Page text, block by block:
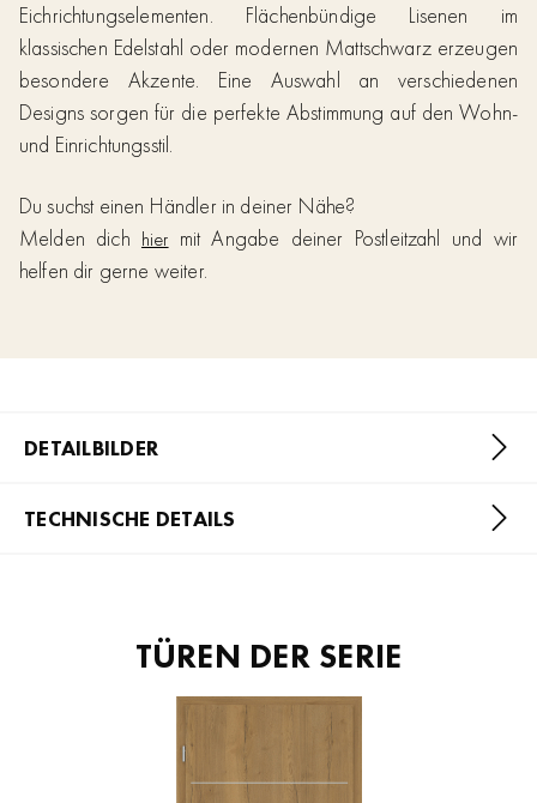
Eichrichtungselementen. Flächenbündige Lisenen im
klassischen Edelstahl oder modernen Mattschwarz erzeugen
besondere Akzente. Eine Auswahl an verschiedenen
Designs sorgen für die perfekte Abstimmung auf den Wohn-
und Einrichtungsstil.
Du suchst einen Händler in deiner Nähe?
Melden dich hier mit Angabe deiner Postleitzahl und wir
helfen dir gerne weiter.
DETAILBILDER
TECHNISCHE DETAILS
TÜREN DER SERIE